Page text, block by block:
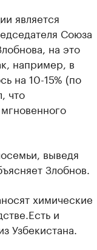
является
Союза
на это
например, в
на 10-15% (по
что
выведя
Злобнов.
химические
и
Узбекистана.